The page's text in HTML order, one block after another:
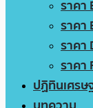
ราคา
ราคา
ราคา
ราคา
ปฏิทินเศรษ